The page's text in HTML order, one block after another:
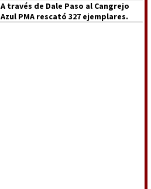
A través de Dale Paso al Cangrejo
Azul PMA rescató 327 ejemplares.